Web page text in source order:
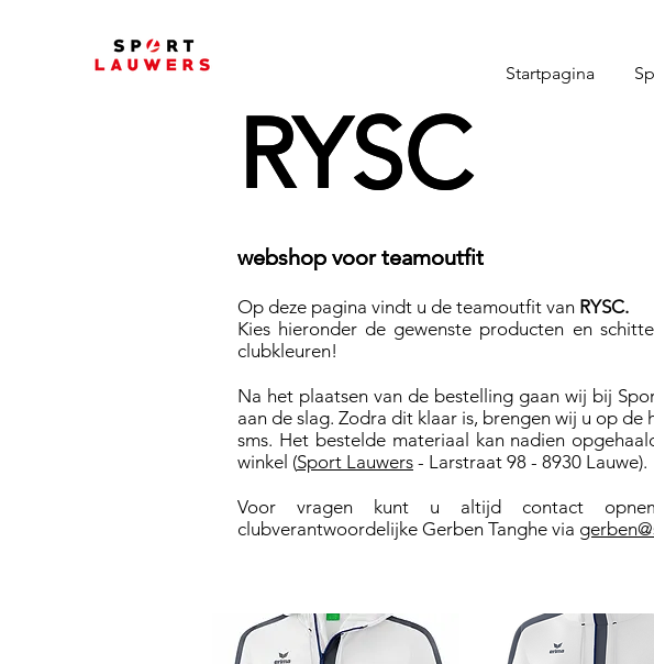
Startpagina
RYSC
webshop voor teamoutfit
Op deze pagina vindt u de teamoutfit van RYSC.
Kies hieronder de gewenste producten en
clubkleuren!
Na het plaatsen van de bestelling gaan wij bij
aan de slag. Zodra dit klaar is, brengen wij u op de
sms. Het bestelde materiaal kan nadien
winkel (Sport Lauwers - Larstraat 98 - 8930 Lauwe).
Voor vragen kunt u altijd contact
clubverantwoordelijke Gerben Tanghe via
RYSC
webshop voor teamoutfit